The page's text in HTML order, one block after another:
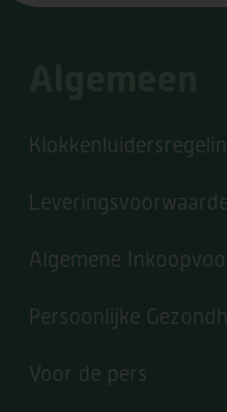
Algemene
Persoonlijke
Voor de pers